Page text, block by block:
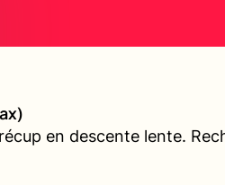
en descente lente.